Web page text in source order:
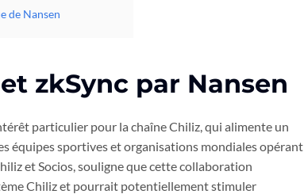
de Nansen
zkSync par Nansen
particulier pour la chaîne Chiliz, qui alimente un
équipes sportives et organisations mondiales opérant
et Socios, souligne que cette collaboration
Chiliz et pourrait potentiellement stimuler